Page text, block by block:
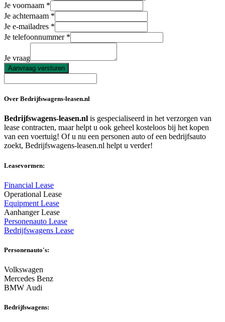
Je voornaam
Je achternaam
Je e-mailadres
Je telefoonnummer
Je vraag
Aanvraag versturen
Over Bedrijfswagens-leasen.nl
Bedrijfswagens-leasen.nl is gespecialiseerd in het verzorgen van
lease contracten, maar helpt u ook geheel kosteloos bij het kopen
van een voertuig! Of u nu een personen auto of een bedrijfsauto
zoekt, Bedrijfswagens-leasen.nl helpt u verder!
Leasevormen:
Financial Lease
Operational Lease
Equipment Lease
Aanhanger Lease
Personenauto Lease
Bedrijfswagens Lease
Personenauto's:
Volkswagen
Mercedes Benz
BMW Audi
Bedrijfswagens: